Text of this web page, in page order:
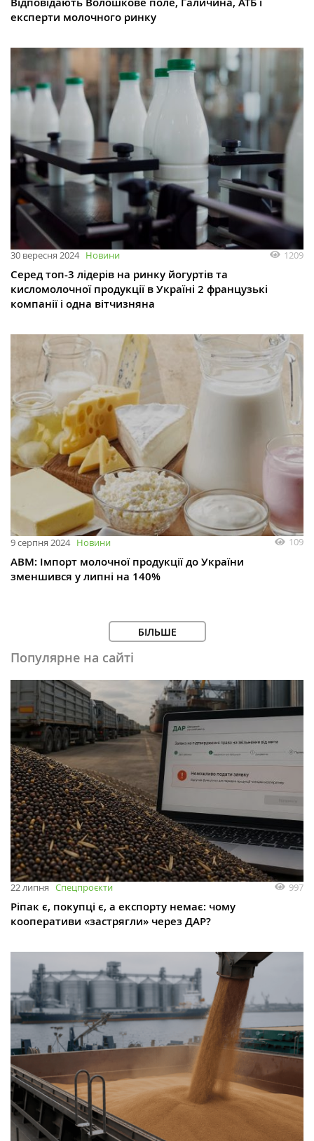
експерти молочного ринку
30 вересня 2024 Новини 1209
Серед топ-3 лідерів на ринку йогуртів та
кисломолочної продукції в Україні 2 французькі
компанії і одна вітчизняна
9 серпня 2024 Новини 109
АВМ: Імпорт молочної продукції до України
зменшився у липні на 140%
БІЛЬШЕ
Популярне на сайті
22 липня Спецпроєкти 997
Ріпак є, покупці є, а експорту немає: чому
кооперативи «застрягли» через ДАР?